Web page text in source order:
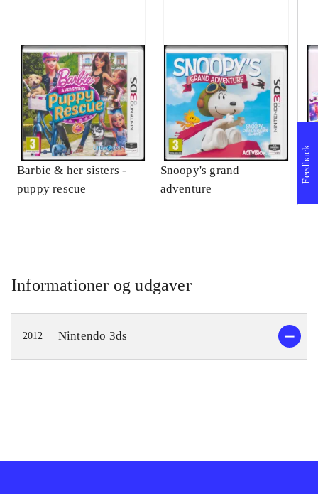
Barbie & her sisters -
puppy rescue
Snoopy's grand
adventure
Informationer og udgaver
2012 Nintendo 3ds
Feedback